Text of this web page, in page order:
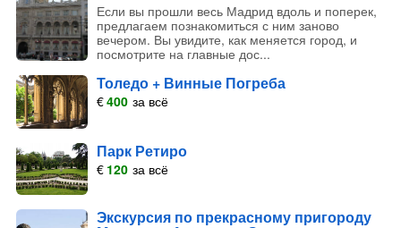
Если вы прошли весь Мадрид вдоль и поперек,
предлагаем познакомиться с ним заново
вечером. Вы увидите, как меняется город, и
посмотрите на главные дос...
Толедо + Винные Погреба
€400 за всё
Парк Ретиро
€ 120 за всё
Экскурсия по прекрасному пригороду